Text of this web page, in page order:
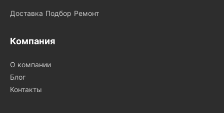
Доставка Подбор Ремонт
Компания
О компании
Блог
Контакты